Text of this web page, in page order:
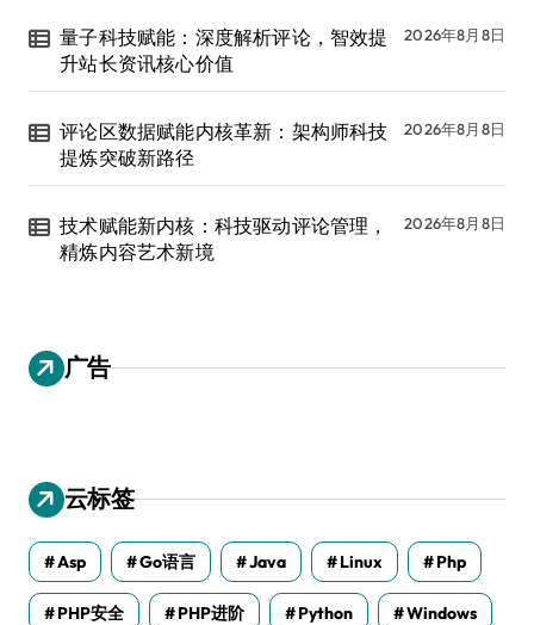
量子科技赋能：深度解析评论，智效提
升站长资讯核心价值
2026年8月8日
评论区数据赋能内核革新：架构师科技
提炼突破新路径
2026年8月8日
技术赋能新内核：科技驱动评论管理，
精炼内容艺术新境
2026年8月8日
广告
云标签
Asp Go语言 Java Linux Php
PHP安全 PHP进阶 Python Windows